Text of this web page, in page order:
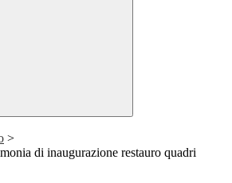
>
di inaugurazione restauro quadri